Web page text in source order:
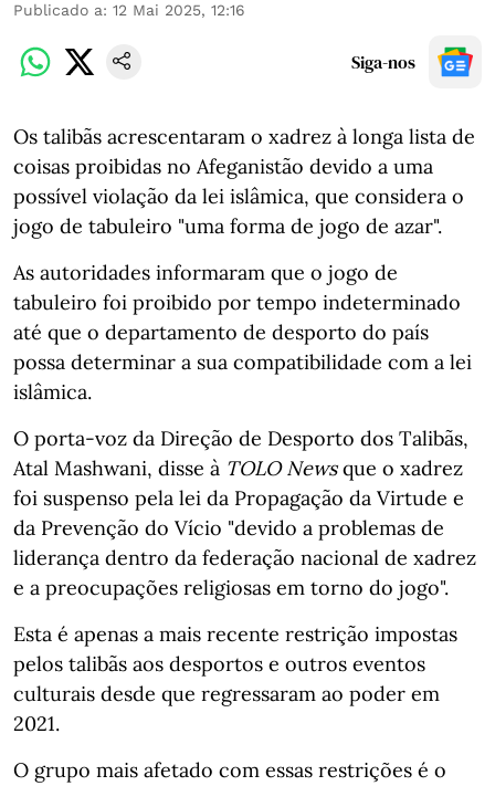
Publicado a: 12 Mai 2025, 12:16
Siga-nos
Os talibãs acrescentaram o xadrez à longa lista de
coisas proibidas no Afeganistão devido a uma
possível violação da lei islâmica, que considera o
jogo de tabuleiro "uma forma de jogo de azar".
As autoridades informaram que o jogo de
tabuleiro foi proibido por tempo indeterminado
até que o departamento de desporto do país
possa determinar a sua compatibilidade com a lei
islâmica.
O porta-voz da Direção de Desporto dos Talibãs,
Atal Mashwani, disse à TOLO Newsque o xadrez
foi suspenso pela lei da Propagação da Virtude e
da Prevenção do Vício "devido a problemas de
liderança dentro da federação nacional de xadrez
e a preocupações religiosas em torno do jogo".
Esta é apenas a mais recente restrição impostas
pelos talibãs aos desportos e outros eventos
culturais desde que regressaram ao poder em
2021.
O grupo mais afetado com essas restrições é o